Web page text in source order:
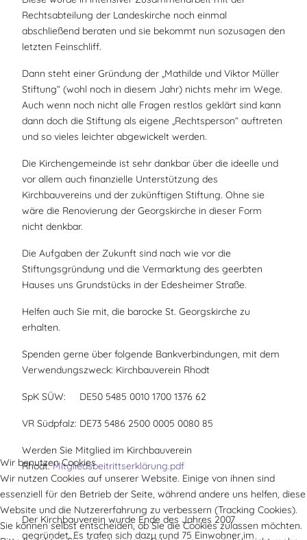
Rechtsabteilung der Landeskirche noch einmal
abschließend beraten und sie bekommt nun sozusagen den
letzten Feinschliff.
Dann steht einer Gründung der „Mathilde und Viktor Müller
Stiftung“ (wohl noch in diesem Jahr) nichts mehr im Wege.
Auch wenn noch nicht alle Fragen restlos geklärt sind kann
dann doch die Stiftung als eigene „Rechtsperson“ auftreten
und so vieles leichter abgewickelt werden.
Die Kirchengemeinde ist sehr dankbar über die ideelle und
vor allem auch finanzielle Unterstützung des
Kirchbauvereins und der zukünftigen Stiftung. Ohne sie
wäre die Renovierung der Georgskirche in dieser Form
nicht denkbar.
Die Aufgaben der Zukunft sind nach wie vor die
Stiftungsgründung und die Vermarktung des geerbten
Hauses uns Grundstücks in der Edesheimer Straße.
Helfen auch Sie mit, die barocke St. Georgskirche zu
erhalten.
Spenden gerne über folgende Bankverbindungen, mit dem
Verwendungszweck: Kirchbauverein Rhodt
SpK SÜW: DE50 5485 0010 1700 1376 62
VR Südpfalz: DE73 5486 2500 0005 0080 85
Werden Sie Mitglied im Kirchbauverein
Rhodt:Mitgliedsbeitrittserklärung.pdf
Der Kirchbauverein wurde Ende des Jahres 2007
gegründet. Es trafen sich dazu rund 75 Einwohner im
Wir benutzen Cookies
Wir nutzen Cookies auf unserer Website. Einige von ihnen sind
essenziell für den Betrieb der Seite, während andere uns helfen, diese
Website und die Nutzererfahrung zu verbessern (Tracking Cookies).
Sie können selbst entscheiden, ob Sie die Cookies zulassen möchten.